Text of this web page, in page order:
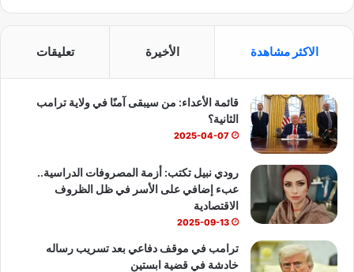
ي
و
ك
X
Y
T
u
e
ا
ا
ب
الاكثر مشاهدة الأخيرة تعليقات
قائمة الأعداء: من سيبقى آمنًا في ولاية ترامب
الثانية؟
2025-04-07
رودي نبيل تكتب: أزمة المصروفات الدراسية..
عبء إضافي على الأسر في ظل الظروف
الاقتصادية
2025-09-13
ترامب في موقف دفاعي بعد تسريب رساله
خادشة في قضية ابستين